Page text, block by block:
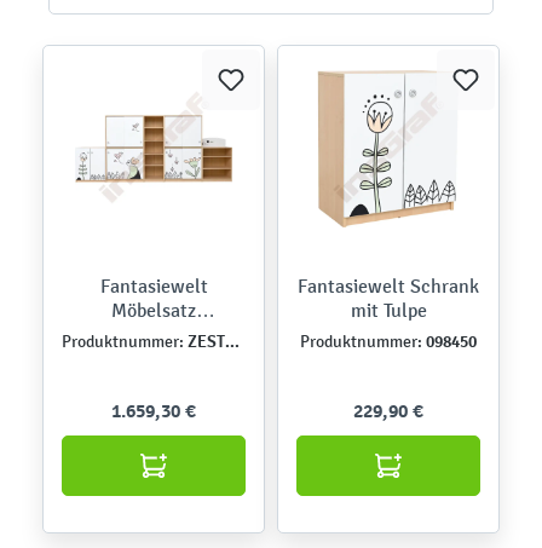
Fantasiewelt
Möbelsatz
Märchengarten
Produktnummer: ZEST5905
1.659,30 €
Fantasiewelt Schrank
mit Tulpe
Produktnummer: 098450
229,90 €